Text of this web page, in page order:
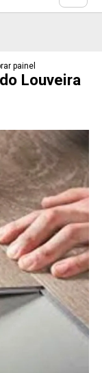
parede
painel piso laminado
Louveira